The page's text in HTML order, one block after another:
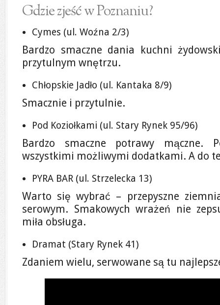
Gdzie zjeść w Poznaniu?
Cymes (ul. Woźna 2/3)
Bardzo smaczne dania kuchni
przytulnym wnętrzu.
Chłopskie Jadło (ul. Kantaka 8/9)
Smacznie i przytulnie.
Pod Koziołkami (ul. Stary Rynek 95/96)
Bardzo smaczne potrawy mączne.
wszystkimi możliwymi dodatkami. A do
PYRA BAR (ul. Strzelecka 13)
Warto się wybrać – przepyszne
serowym. Smakowych wrażeń nie
miła obsługa.
Dramat (Stary Rynek 41)
Zdaniem wielu, serwowane są tu